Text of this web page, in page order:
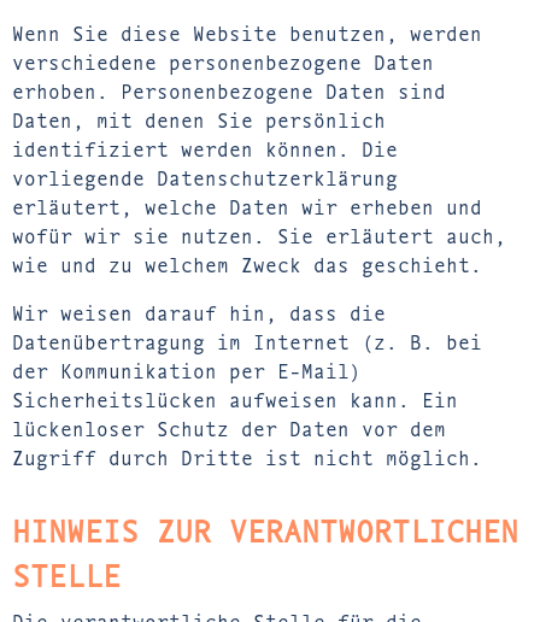
Wenn Sie diese Website benutzen, werden
verschiedene personenbezogene Daten
erhoben. Personenbezogene Daten sind
Daten, mit denen Sie persönlich
identifiziert werden können. Die
vorliegende Datenschutzerklärung
erläutert, welche Daten wir erheben und
wofür wir sie nutzen. Sie erläutert auch,
wie und zu welchem Zweck das geschieht.
Wir weisen darauf hin, dass die
Datenübertragung im Internet (z. B. bei
der Kommunikation per E-Mail)
Sicherheitslücken aufweisen kann. Ein
lückenloser Schutz der Daten vor dem
Zugriff durch Dritte ist nicht möglich.
HINWEIS ZUR VERANTWORTLICHEN
STELLE